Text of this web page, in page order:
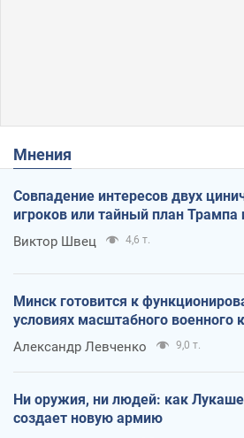
Мнения
Совпадение интересов двух
игроков или тайный план Трампа
Виктор Швец 4,6 т.
Минск готовится к
условиях масштабного военного
Александр Левченко 9,0 т.
Ни оружия, ни людей: как
создает новую армию